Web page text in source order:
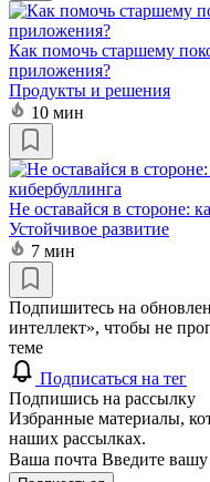
Как помочь старшему
приложения?
Продукты и решения
10 мин
Не оставайся в стороне:
Устойчивое развитие
7 мин
Подпишитесь на
интеллект», чтобы не
теме
Подписаться на тег
Подпишись на рассылку
Избранные материалы,
наших рассылках.
Ваша почта Введите